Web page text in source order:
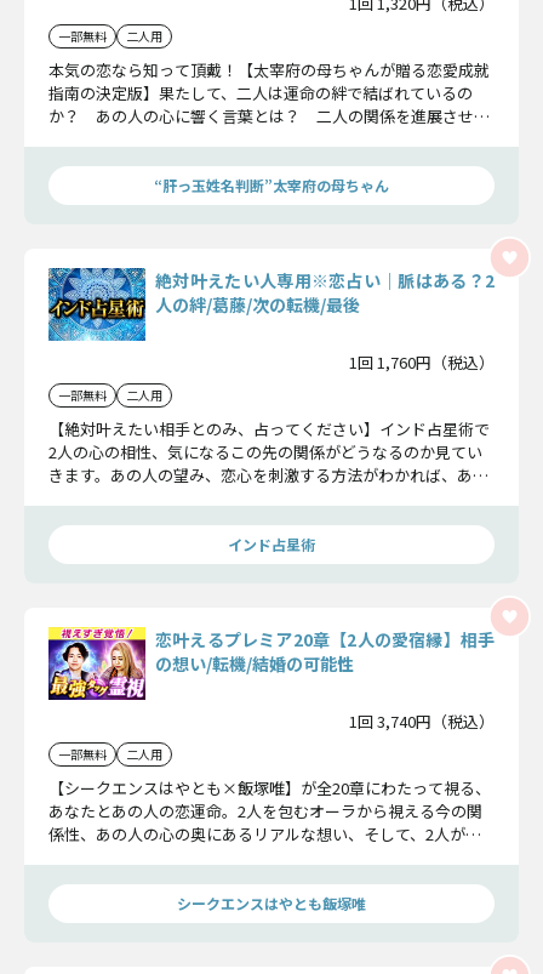
一部無料 二人用
本気の恋なら知って頂戴！【太宰府の母ちゃんが贈る恋愛成就
指南の決定版】果たして、二人は運命の絆で結ばれているの
か？ あの人の心に響く言葉とは？ 二人の関係を進展させる
“肝っ玉姓名判断”太宰府の母ちゃん
絶対叶えたい人専用※恋占い｜脈はある？2
人の絆/葛藤/次の転機/最後
1回 1,760円（税込）
一部無料 二人用
【絶対叶えたい相手とのみ、占ってください】インド占星術で
2人の心の相性、気になるこの先の関係がどうなるのか見てい
きます。あの人の望み、恋心を刺激する方法がわかれば、あな
インド占星術
恋叶えるプレミア20章【2人の愛宿縁】相手
の想い/転機/結婚の可能性
1回 3,740円（税込）
一部無料 二人用
【シークエンスはやとも×飯塚唯】が全20章にわたって視る、
あなたとあの人の恋運命。2人を包むオーラから視える今の関
係性、あの人の心の奥にあるリアルな想い、そして、2人が結
シークエンスはやとも飯塚唯